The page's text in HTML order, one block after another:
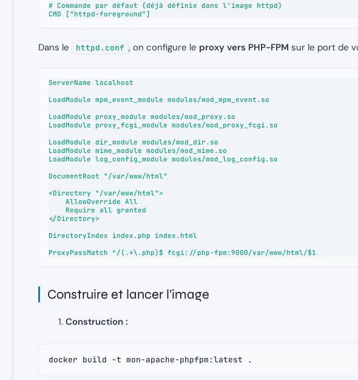
# Commande par défaut (déjà définie dans l'image httpd)
CMD ["httpd-foreground"]
Dans le httpd.conf , on configure le proxy vers PHP-FPM sur le port de
ServerName localhost
LoadModule mpm_event_module modules/mod_mpm_event.so
LoadModule proxy_module modules/mod_proxy.so
LoadModule proxy_fcgi_module modules/mod_proxy_fcgi.so
LoadModule dir_module modules/mod_dir.so
LoadModule mime_module modules/mod_mime.so
LoadModule log_config_module modules/mod_log_config.so
DocumentRoot "/var/www/html"
<Directory "/var/www/html">
</Directory>
DirectoryIndex index.php index.html
ProxyPassMatch ^/(.*\.php)$ fcgi://php-fpm:9000/var/www/html/$1
Construire et lancer l’image
Construction :
docker build -t mon-apache-phpfpm:latest .